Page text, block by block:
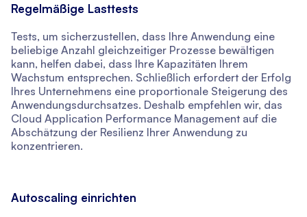
Regelmäßige Lasttests
Tests, um sicherzustellen, dass Ihre Anwendung eine
beliebige Anzahl gleichzeitiger Prozesse bewältigen
kann, helfen dabei, dass Ihre Kapazitäten Ihrem
Wachstum entsprechen. Schließlich erfordert der Erfolg
Ihres Unternehmens eine proportionale Steigerung des
Anwendungsdurchsatzes. Deshalb empfehlen wir, das
Cloud Application Performance Management auf die
Abschätzung der Resilienz Ihrer Anwendung zu
konzentrieren.
Autoscaling einrichten